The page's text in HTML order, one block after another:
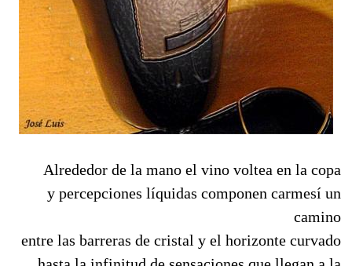
Alrededor de la mano el vino voltea en la copa
y percepciones líquidas componen carmesí un
camino
entre las barreras de cristal y el horizonte curvado